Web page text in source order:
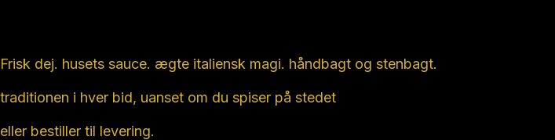
Frisk dej. husets sauce. ægte italiensk magi. håndbagt og stenbagt.
traditionen i hver bid, uanset om du spiser på stedet
eller bestiller til levering.